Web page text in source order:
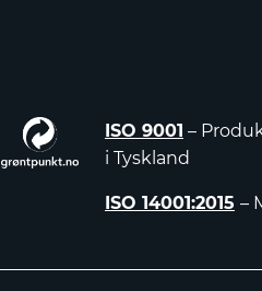
ISO 9001 –
i Tyskland
ISO 14001:2015 –